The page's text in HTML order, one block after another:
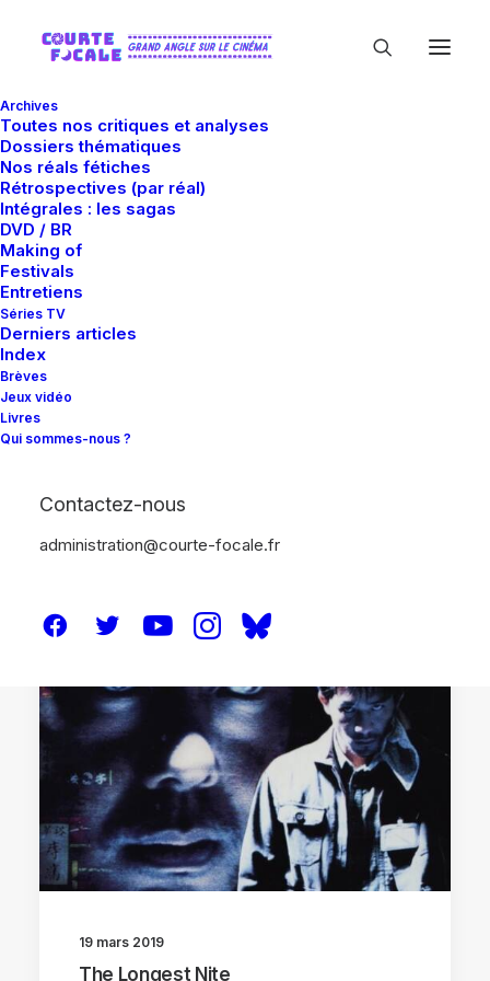
Archives
Toutes nos critiques et analyses
Dossiers thématiques
Nos réals fétiches
Rétrospectives (par réal)
Intégrales : les sagas
DVD / BR
Making of
Festivals
Entretiens
Séries TV
Derniers articles
Index
Brèves
Jeux vidéo
Livres
Qui sommes-nous ?
Contactez-nous
administration@courte-focale.fr
19 mars 2019
The Longest Nite